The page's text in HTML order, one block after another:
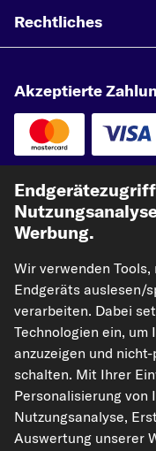
Rechtliches
Akzeptierte
Unsere
kfzteile24.de
carpardoo.dk
Werbung.
Wir verwenden
Endgeräts auslesen/
verarbeiten. Dabei
Technologien ein,
anzuzeigen und
schalten. Mit Ihrer
Personalisierung von
Nutzungsanalyse,
Auswertung unserer